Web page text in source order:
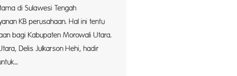
di Sulawesi Tengah
KB perusahaan. Hal ini tentu
bagi Kabupaten Morowali Utara.
Delis Julkarson Hehi, hadir